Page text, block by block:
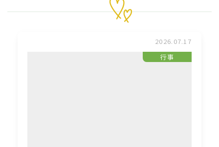
2026.07.17
行事